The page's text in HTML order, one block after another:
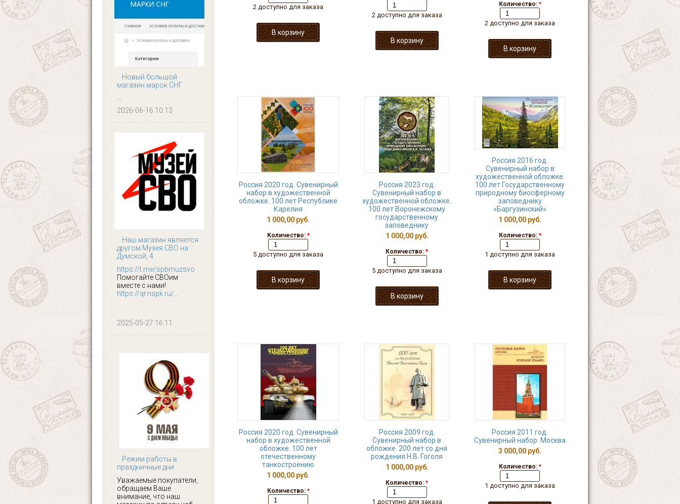
Новый большой
магазин марок СНГ
...
2026-06-16 10:13
Наш магазин является
другом Музея СВО на
Думской, 4
https://t.me/spbmuzsvo
Помогайте СВОим
вместе с нами!
https://qr.nspk.ru/...
2025-05-27 16:11
Режим работы в
праздничные дни
Уважаемые покупатели,
обращаем Ваше
внимание, что наш
2 доступно для заказа
2 доступно для заказа
Количество: *
2 доступно для заказа
Россия 2020 год. Сувенирный
набор в художественной
обложке. 100 лет Республике
Карелия
1 000,00 руб.
Количество: *
5 доступно для заказа
Россия 2023 год.
Сувенирный набор в
художественной обложке.
100 лет Воронежскому
государственному
заповеднику
1 000,00 руб.
Количество: *
5 доступно для заказа
Россия 2016 год.
Сувенирный набор в
художественной обложке.
100 лет Государственному
природному биосферному
заповеднику
«Баргузинский»
1 000,00 руб.
Количество: *
1 доступно для заказа
Россия 2020 год. Сувенирный
набор в художественной
обложке. 100 лет
отечественному
танкостроению
1 000,00 руб.
Количество: *
Россия 2009 год.
Сувенирный набор в
обложке. 200 лет со дня
рождения Н.В. Гоголя
1 000,00 руб.
Количество: *
1 доступно для заказа
Россия 2011 год.
Сувенирный набор. Москва
3 000,00 руб.
Количество: *
1 доступно для заказа